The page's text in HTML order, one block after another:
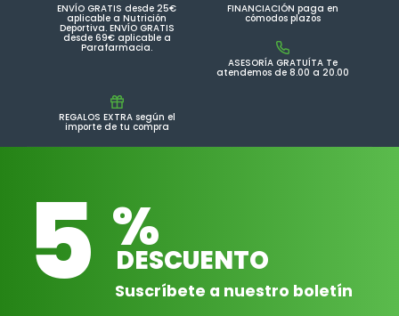
ENVÍO GRATIS desde 25€
aplicable a Nutrición
Deportiva. ENVÍO GRATIS
desde 69€ aplicable a
Parafarmacia.
FINANCIACIÓN paga en
cómodos plazos
ASESORÍA GRATUÍTA Te
atendemos de 8.00 a 20.00
REGALOS EXTRA según el
importe de tu compra
5 %
DESCUENTO
Suscríbete a nuestro boletín